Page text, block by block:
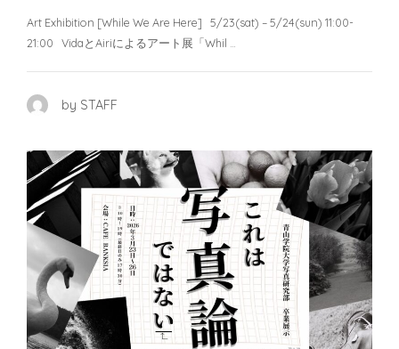
Art Exhibition [While We Are Here] 5/23(sat) – 5/24(sun) 11:00-
21:00 VidaとAiriによるアート展「Whil …
by STAFF